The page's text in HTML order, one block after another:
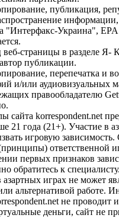
публикация,
"Интерфакс-Украина", EPA
веб-страницы в разделе Я-
публикации.
перепечатка и
и/или аудиовизуальных
правообладателю
сайта korrespondent.net
21 года (21+). Участие в
игровую
ответственной
первых признаков
обратитесь к
азартных играх не может
альтернативой работе.
не проводит
деньги, сайт не